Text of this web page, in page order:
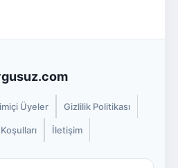
Üyeler Gizlilik Politikası
İletişim